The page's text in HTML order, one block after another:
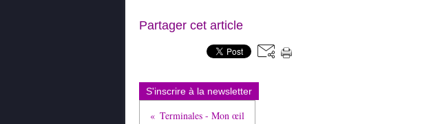
Partager cet article
S'inscrire à la newsletter
Terminales - Mon œil